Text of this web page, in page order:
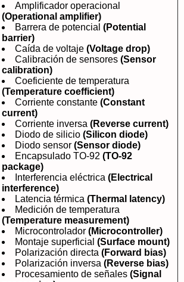
Amplificador operacional
(Operational amplifier)
Barrera de potencial (Potential
barrier)
Caída de voltaje (Voltage drop)
Calibración de sensores (Sensor
calibration)
Coeficiente de temperatura
(Temperature coefficient)
Corriente constante (Constant
current)
Corriente inversa (Reverse current)
Diodo de silicio (Silicon diode)
Diodo sensor (Sensor diode)
Encapsulado TO-92 (TO-92
package)
Interferencia eléctrica (Electrical
interference)
Latencia térmica (Thermal latency)
Medición de temperatura
(Temperature measurement)
Microcontrolador (Microcontroller)
Montaje superficial (Surface mount)
Polarización directa (Forward bias)
Polarización inversa (Reverse bias)
Procesamiento de señales (Signal